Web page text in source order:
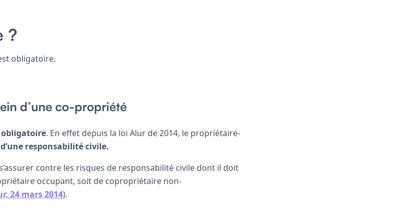
?
obligatoire.
d’une co-propriété
obligatoire. En effet depuis la loi Alur de 2014, le propriétaire-
responsabilité civile.
contre les risques de responsabilité civile dont il doit
occupant, soit de copropriétaire non-
24 mars 2014).